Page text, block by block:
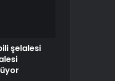
şelalesi